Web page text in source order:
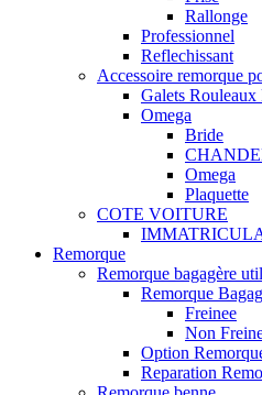
Rallonge
Professionnel
Reflechissant
Accessoire remorque
Galets Rouleaux
Omega
Bride
Omega
Plaquette
COTE VOITURE
Remorque
Remorque bagagère
Remorque
Freinee
Non
Option
Reparation